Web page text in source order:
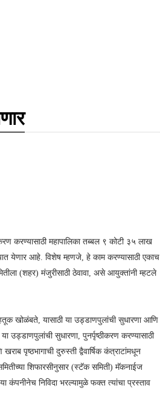
करण्यासाठी महापालिका तब्बल ९ कोटी ३५ लाख
येणार आहे. विशेष म्हणजे, हे काम करण्यासाठी एकाच
(शहर) मंजुरीसाठी ठेवावा, असे आयुक्तांनी म्हटले
खोळंबते, यासाठी या उड्डाणपुलांची सुधारणा आणि
उड्डाणपुलांची सुधारणा, पुनर्पृष्ठीकरण करण्यासाठी
पृष्ठभागाची दुरुस्ती द्वैवार्षिक कंत्राटांमधून
शिफारसीनुसार (स्टॅक समिती) मॅकनाईज
कंपनीनेच निविदा भरल्यामुळे फक्त त्यांचा प्रस्ताव